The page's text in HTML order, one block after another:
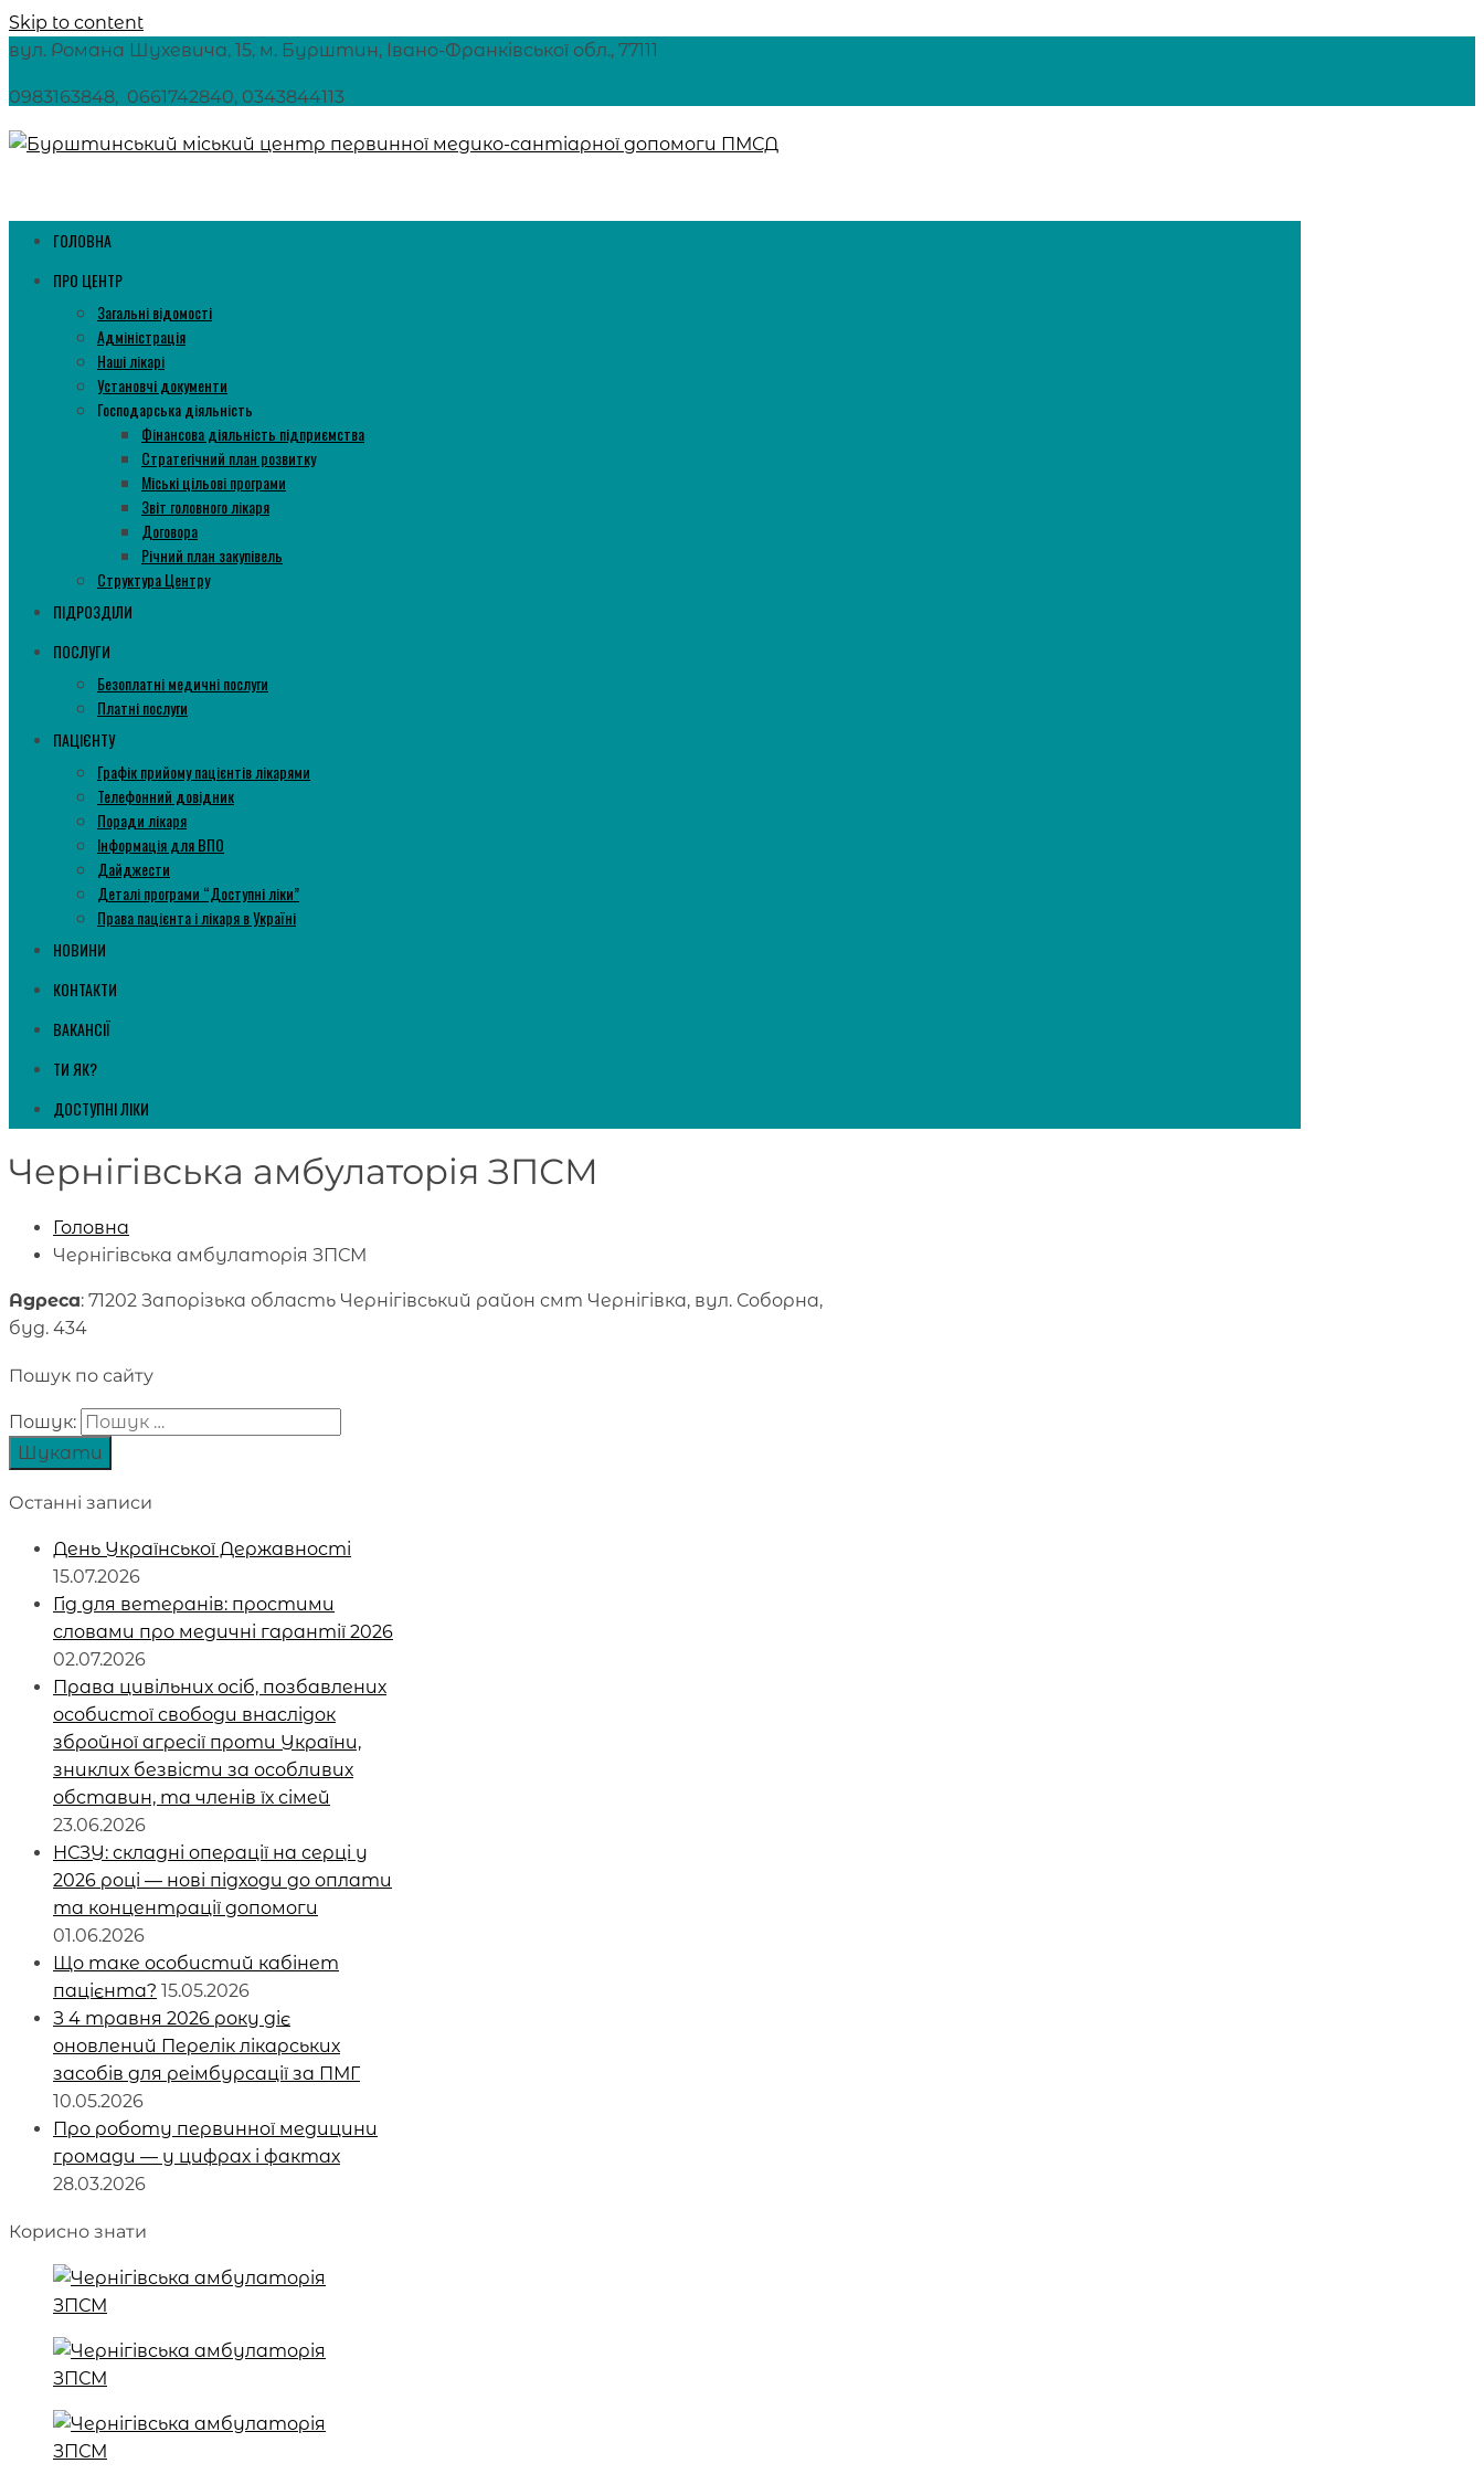
Skip to content
вул. Романа Шухевича, 15, м. Бурштин, Івано-Франківської обл., 77111
0983163848, 0661742840, 0343844113
ГОЛОВНА
ПРО ЦЕНТР
Загальні відомості
Адміністрація
Наші лікарі
Установчі документи
Господарська діяльність
Фінансова діяльність підприємства
Стратегічний план розвитку
Міські цільові програми
Звіт головного лікаря
Договора
Річний план закупівель
Структура Центру
ПІДРОЗДІЛИ
ПОСЛУГИ
Безоплатні медичні послуги
Платні послуги
ПАЦІЄНТУ
Графік прийому пацієнтів лікарями
Телефонний довідник
Поради лікаря
Інформація для ВПО
Дайджести
Деталі програми “Доступні ліки”
Права пацієнта і лікаря в Україні
НОВИНИ
КОНТАКТИ
ВАКАНСІЇ
ТИ ЯК?
ДОСТУПНІ ЛІКИ
Чернігівська амбулаторія ЗПСМ
Головна
Чернігівська амбулаторія ЗПСМ
Адреса: 71202 Запорізька область Чернігівський район смт Чернігівка, вул. Соборна,
буд. 434
Пошук по сайту
Пошук:
Останні записи
День Української Державності
15.07.2026
Гід для ветеранів: простими
словами про медичні гарантії 2026
02.07.2026
Права цивільних осіб, позбавлених
особистої свободи внаслідок
збройної агресії проти України,
зниклих безвісти за особливих
обставин, та членів їх сімей
23.06.2026
НСЗУ: складні операції на серці у
2026 році — нові підходи до оплати
та концентрації допомоги
01.06.2026
Що таке особистий кабінет
пацієнта? 15.05.2026
З 4 травня 2026 року діє
оновлений Перелік лікарських
засобів для реімбурсації за ПМГ
10.05.2026
Про роботу первинної медицини
громади — у цифрах і фактах
28.03.2026
Корисно знати